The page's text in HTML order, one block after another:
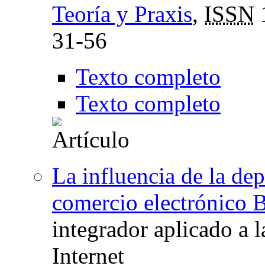
Teoría y Praxis, ISSN
31-56
Texto completo
Texto completo
La influencia de la
comercio electrónico
integrador aplicado a
Internet